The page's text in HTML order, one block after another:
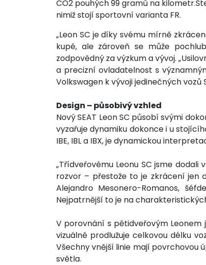
CO2 pouhých 99 gramů na
nimiž stojí sportovní varianta FR.
„Leon SC je díky svému mírně
kupé, ale zároveň se může
zodpovědný za výzkum a vývoj.
a precizní ovladatelnost s
Volkswagen k vývoji jedinečných vozů
Design – působivý vzhled
Nový SEAT Leon SC působí svými
vyzařuje dynamiku dokonce i u
IBE, IBL a IBX, je dynamickou
„Třídveřovému Leonu SC jsme
rozvor – přestože to je zkrácení jen
Alejandro Mesonero-Romanos,
Nejpatrnější to je na
V porovnání s pětidveřovým
vizuálně prodlužuje celkovou délku
Všechny vnější linie mají povrchovou
světla.